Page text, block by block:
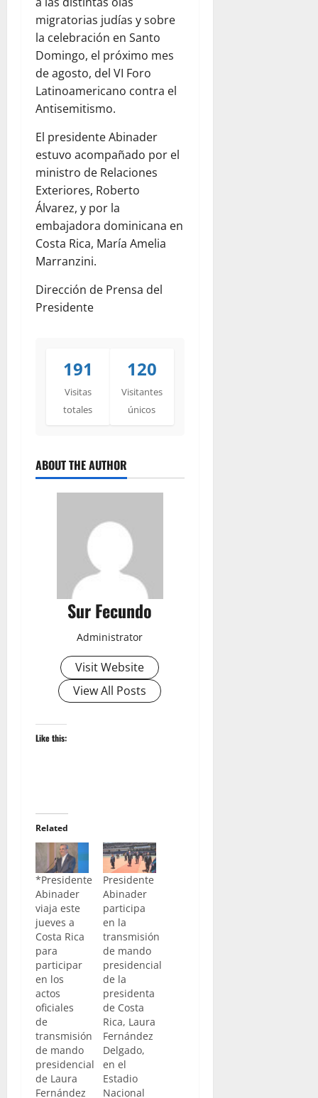
migratorias judías y sobre
la celebración en Santo
Domingo, el próximo mes
de agosto, del VI Foro
Latinoamericano contra el
Antisemitismo.
El presidente Abinader
estuvo acompañado por el
ministro de Relaciones
Exteriores, Roberto
Álvarez, y por la
embajadora dominicana en
Costa Rica, María Amelia
Marranzini.
Dirección de Prensa del
Presidente
191
Visitas
totales
120
Visitantes
únicos
ABOUT THE AUTHOR
Sur Fecundo
Administrator
Visit Website
View All Posts
Like this:
Related
*Presidente
Abinader
viaja este
jueves a
Costa Rica
para
participar
en los
actos
oficiales
de
transmisión
de mando
presidencial
de Laura
Fernández
Presidente
Abinader
participa
en la
transmisión
de mando
presidencial
de la
presidenta
de Costa
Rica, Laura
Fernández
Delgado,
en el
Estadio
Nacional